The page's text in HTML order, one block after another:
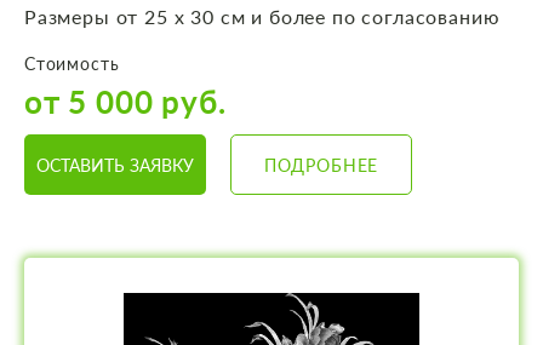
Размеры от 25 х 30 см и более по согласованию
Стоимость
от 5 000 руб.
ОСТАВИТЬ ЗАЯВКУ ПОДРОБНЕЕ